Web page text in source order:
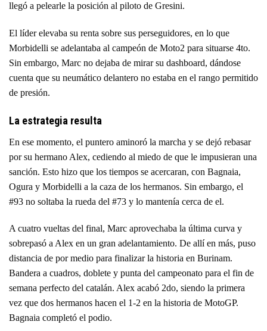
llegó a pelearle la posición al piloto de Gresini.
El líder elevaba su renta sobre sus perseguidores, en lo que
Morbidelli se adelantaba al campeón de Moto2 para situarse 4to.
Sin embargo, Marc no dejaba de mirar su dashboard, dándose
cuenta que su neumático delantero no estaba en el rango permitido
de presión.
La estrategia resulta
En ese momento, el puntero aminoró la marcha y se dejó rebasar
por su hermano Alex, cediendo al miedo de que le impusieran una
sanción. Esto hizo que los tiempos se acercaran, con Bagnaia,
Ogura y Morbidelli a la caza de los hermanos. Sin embargo, el
#93 no soltaba la rueda del #73 y lo mantenía cerca de el.
A cuatro vueltas del final, Marc aprovechaba la última curva y
sobrepasó a Alex en un gran adelantamiento. De allí en más, puso
distancia de por medio para finalizar la historia en Burinam.
Bandera a cuadros, doblete y punta del campeonato para el fin de
semana perfecto del catalán. Alex acabó 2do, siendo la primera
vez que dos hermanos hacen el 1-2 en la historia de MotoGP.
Bagnaia completó el podio.